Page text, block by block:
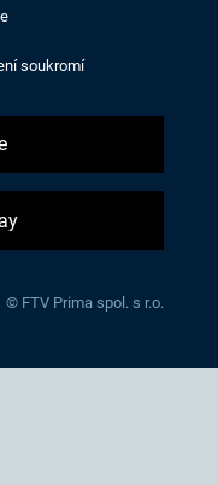
soukromí
© FTV Prima spol. s r.o.